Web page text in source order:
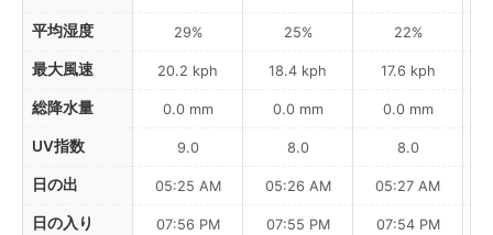
平均湿度
最大風速
総降水量
UV指数
日の出
日の入り
29%
20.2 kph
0.0 mm
9.0
05:25 AM
07:56 PM
25%
18.4 kph
0.0 mm
8.0
05:26 AM
07:55 PM
22%
17.6 kph
0.0 mm
8.0
05:27 AM
07:54 PM